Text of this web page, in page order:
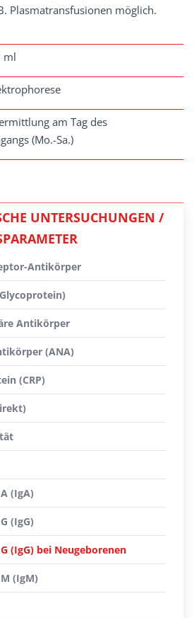
Plasmatransfusionen möglich.
ml
am Tag des
(Mo.-Sa.)
UNTERSUCHUNGEN /
Antikörper
Antikörper
(ANA)
(CRP)
(IgA)
(IgG)
(IgG) bei Neugeborenen
(IgM)